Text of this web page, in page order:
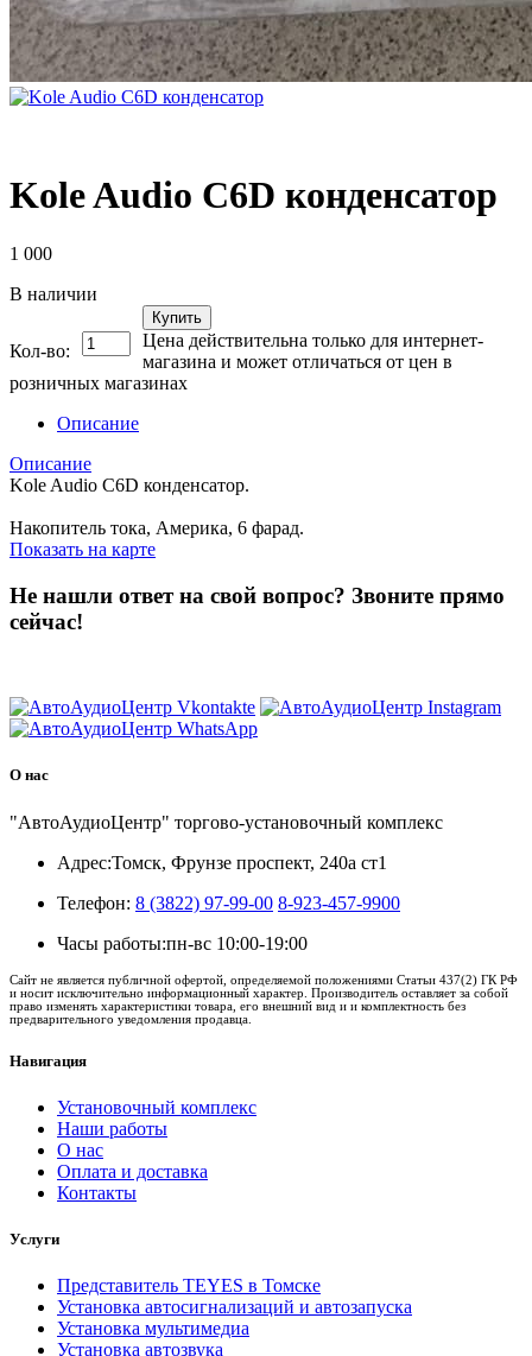
Kole Audio C6D конденсатор
1 000
В наличии
Кол-во:
Купить
Цена действительна только для интернет-
магазина и может отличаться от цен в
розничных магазинах
Описание
Описание
Kole Audio C6D конденсатор.
Накопитель тока, Америка, 6 фарад.
Показать на карте
Не нашли ответ на свой вопрос? Звоните прямо
сейчас!
О нас
"АвтоАудиоЦентр" торгово-установочный комплекс
Адрес:Томск, Фрунзе проспект, 240а ст1
Телефон: 8 (3822) 97-99-00 8-923-457-9900
Часы работы:пн-вс 10:00-19:00
Сайт не является публичной офертой, определяемой положениями Статьи 437(2) ГК РФ
и носит исключительно информационный характер. Производитель оставляет за собой
право изменять характеристики товара, его внешний вид и и комплектность без
предварительного уведомления продавца.
Навигация
Установочный комплекс
Наши работы
О нас
Оплата и доставка
Контакты
Услуги
Представитель TEYES в Томске
Установка автосигнализаций и автозапуска
Установка мультимедиа
Установка автозвука